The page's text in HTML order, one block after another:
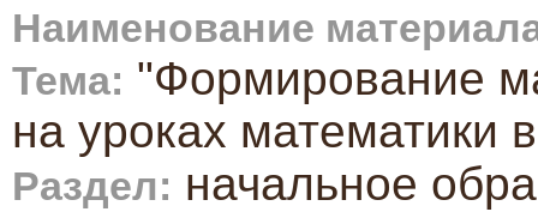
Наименование
Тема: "Формирование
на уроках математики
Раздел: начальное